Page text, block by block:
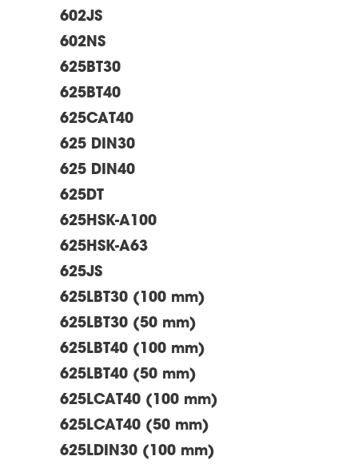
602JS
602NS
625BT30
625BT40
625CAT40
625 DIN30
625 DIN40
625DT
625HSK-A100
625HSK-A63
625JS
625LBT30 (100 mm)
625LBT30 (50 mm)
625LBT40 (100 mm)
625LBT40 (50 mm)
625LCAT40 (100 mm)
625LCAT40 (50 mm)
625LDIN30 (100 mm)